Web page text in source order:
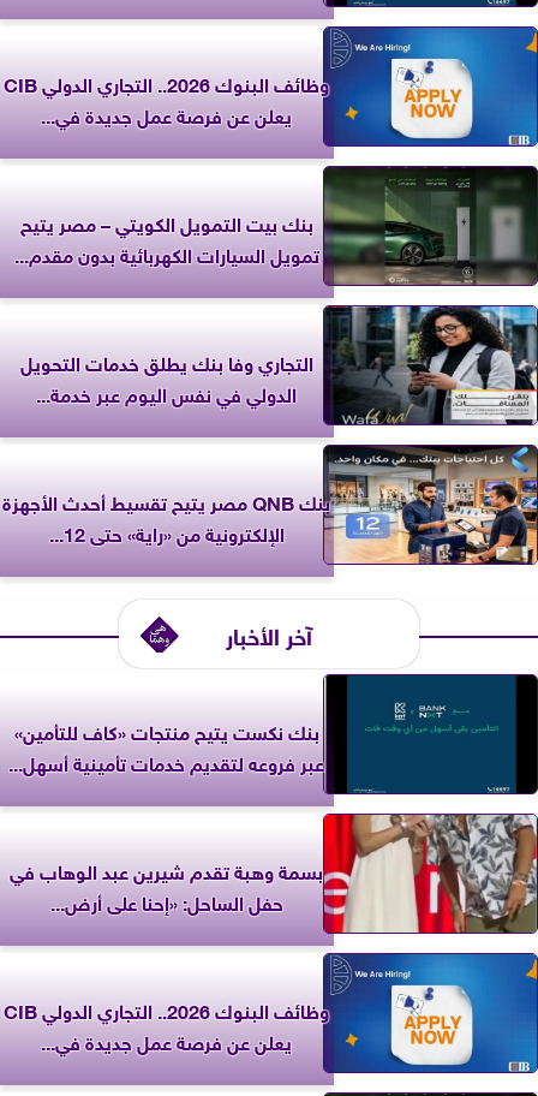
وظائف البنوك 2026.. التجاري الدولي CIB
يعلن عن فرصة عمل جديدة في...
بنك بيت التمويل الكويتي – مصر يتيح
تمويل السيارات الكهربائية بدون مقدم...
التجاري وفا بنك يطلق خدمات التحويل
الدولي في نفس اليوم عبر خدمة...
بنك QNB مصر يتيح تقسيط أحدث الأجهزة
الإلكترونية من «راية» حتى 12...
آخر الأخبار
بنك نكست يتيح منتجات «كاف للتأمين»
عبر فروعه لتقديم خدمات تأمينية أسهل...
بسمة وهبة تقدم شيرين عبد الوهاب في
حفل الساحل: «إحنا على أرض...
وظائف البنوك 2026.. التجاري الدولي CIB
يعلن عن فرصة عمل جديدة في...